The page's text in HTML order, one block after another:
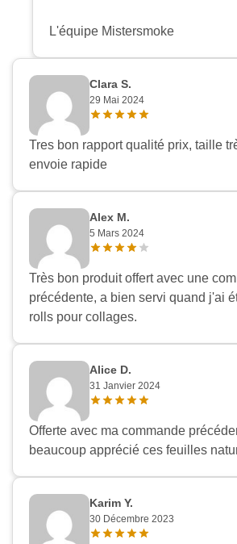
L'équipe Mistersmoke
Clara S.
29 Mai 2024
Tres bon rapport qualité prix, taille
envoie rapide
Alex M.
5 Mars 2024
Très bon produit offert avec une
précédente, a bien servi quand j'ai
rolls pour collages.
Alice D.
31 Janvier 2024
Offerte avec ma commande
beaucoup apprécié ces feuilles
Karim Y.
30 Décembre 2023
Appliquer les filtres